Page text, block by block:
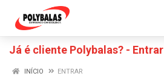
Já é cliente Polybalas? - Entrar
INÍCIO ENTRAR